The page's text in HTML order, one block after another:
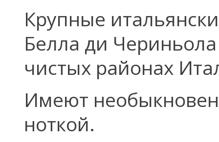
Крупные
Белла ди
чистых районах
Имеют
ноткой.